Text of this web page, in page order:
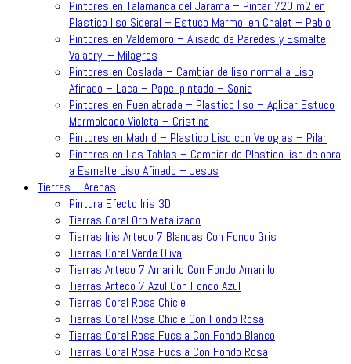
Pintores en Talamanca del Jarama – Pintar 720 m2 en
Plastico liso Sideral – Estuco Marmol en Chalet – Pablo
Pintores en Valdemoro – Alisado de Paredes y Esmalte
Valacryl – Milagros
Pintores en Coslada – Cambiar de liso normal a Liso
Afinado – Laca – Papel pintado – Sonia
Pintores en Fuenlabrada – Plastico liso – Aplicar Estuco
Marmoleado Violeta – Cristina
Pintores en Madrid – Plastico Liso con Veloglas – Pilar
Pintores en Las Tablas – Cambiar de Plastico liso de obra
a Esmalte Liso Afinado – Jesus
Tierras – Arenas
Pintura Efecto Iris 3D
Tierras Coral Oro Metalizado
Tierras Iris Arteco 7 Blancas Con Fondo Gris
Tierras Coral Verde Oliva
Tierras Arteco 7 Amarillo Con Fondo Amarillo
Tierras Arteco 7 Azul Con Fondo Azul
Tierras Coral Rosa Chicle
Tierras Coral Rosa Chicle Con Fondo Rosa
Tierras Coral Rosa Fucsia Con Fondo Blanco
Tierras Coral Rosa Fucsia Con Fondo Rosa